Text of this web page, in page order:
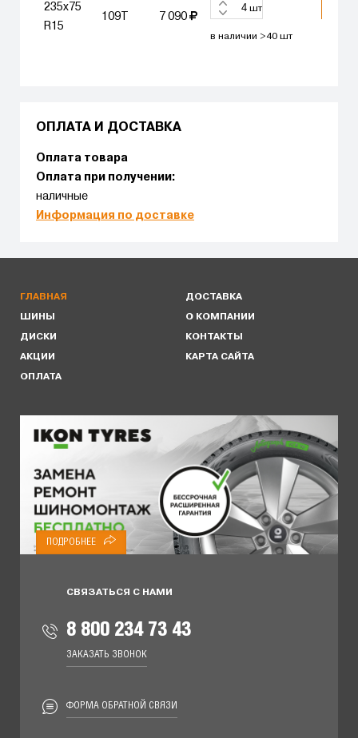
235x75
R15
109T 7 090
шт
в наличии >40 шт
ОПЛАТА И ДОСТАВКА
Оплата товара
Оплата при получении:
наличные
Информация по доставке
ГЛАВНАЯ
ШИНЫ
ДИСКИ
АКЦИИ
ОПЛАТА
ДОСТАВКА
О КОМПАНИИ
КОНТАКТЫ
КАРТА САЙТА
ПОДРОБНЕЕ
СВЯЗАТЬСЯ С НАМИ
8 800 234 73 43
ЗАКАЗАТЬ ЗВОНОК
ФОРМА ОБРАТНОЙ СВЯЗИ